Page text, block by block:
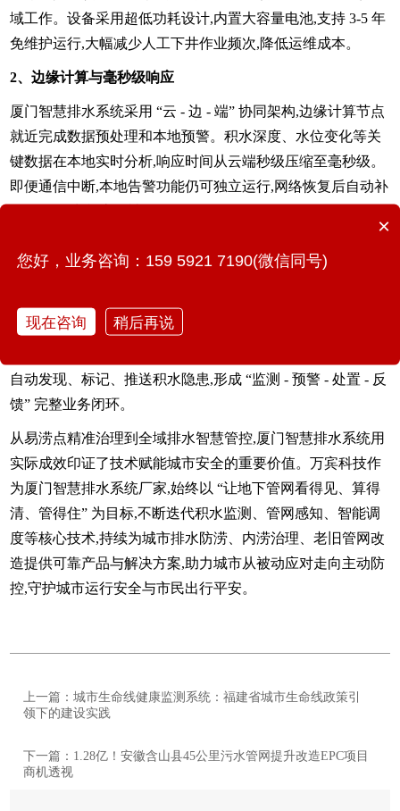
域工作。设备采用超低功耗设计,内置大容量电池,支持 3-5 年
免维护运行,大幅减少人工下井作业频次,降低运维成本。
2、边缘计算与毫秒级响应
厦门智慧排水系统采用 “云 - 边 - 端” 协同架构,边缘计算节点
就近完成数据预处理和本地预警。积水深度、水位变化等关
键数据在本地实时分析,响应时间从云端秒级压缩至毫秒级。
即便通信中断,本地告警功能仍可独立运行,网络恢复后自动补
推送警示信息,27cm 推送紧急预警,超过 27cm 触发封控指
令。预警信息自动推送至排水、交警、应急等部门,实现跨部
自动发现、标记、推送积水隐患,形成 “监测 - 预警 - 处置 - 反
馈” 完整业务闭环。
从易涝点精准治理到全域排水智慧管控,厦门智慧排水系统用
实际成效印证了技术赋能城市安全的重要价值。万宾科技作
为厦门智慧排水系统厂家,始终以 “让地下管网看得见、算得
清、管得住” 为目标,不断迭代积水监测、管网感知、智能调
度等核心技术,持续为城市排水防涝、内涝治理、老旧管网改
造提供可靠产品与解决方案,助力城市从被动应对走向主动防
控,守护城市运行安全与市民出行平安。
上一篇：城市生命线健康监测系统：福建省城市生命线政策引
领下的建设实践
下一篇：1.28亿！安徽含山县45公里污水管网提升改造EPC项目
商机透视
×
您好，业务咨询：159 5921 7190(微信同号)
现在咨询 稍后再说